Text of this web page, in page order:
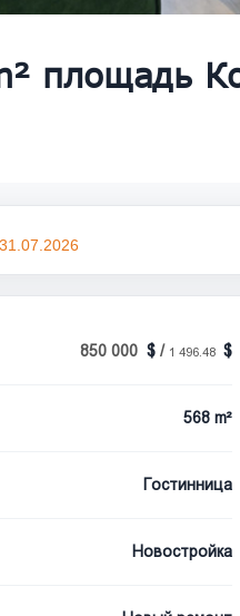
площадь
850 000 / 1 496.48
568 m²
Гостинница
Новостройка